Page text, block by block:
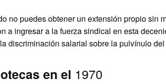
no puedes obtener un extensión propio sin
a ingresar a la fuerza sindical en esta
discriminación salarial sobre la pulvínulo del
en el 1970